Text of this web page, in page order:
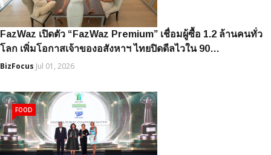
FazWaz เปิดตัว “FazWaz Premium” เชื่อมผู้ซื้อ 1.2 ล้านคนทั่ว
โลก เพิ่มโอกาสเจ้าของอสังหาฯ ไทยปิดดีลไวใน 90…
BizFocus Jul 01, 2026
FOOD